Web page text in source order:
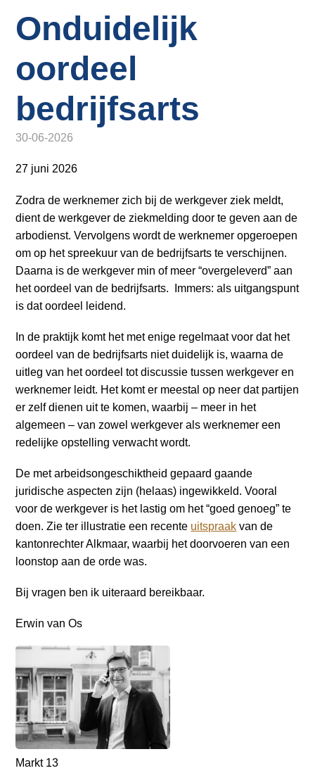
n
a
i
a
i
o
J
u
m
p
t
o
m
n
c
o
n
t
e
t
Onduidelijk
oordeel
bedrijfsarts
30-06-2026
27 juni 2026
Zodra de werknemer zich bij de werkgever ziek meldt,
dient de werkgever de ziekmelding door te geven aan de
arbodienst. Vervolgens wordt de werknemer opgeroepen
om op het spreekuur van de bedrijfsarts te verschijnen.
Daarna is de werkgever min of meer “overgeleverd” aan
het oordeel van de bedrijfsarts. Immers: als uitgangspunt
is dat oordeel leidend.
In de praktijk komt het met enige regelmaat voor dat het
oordeel van de bedrijfsarts niet duidelijk is, waarna de
uitleg van het oordeel tot discussie tussen werkgever en
werknemer leidt. Het komt er meestal op neer dat partijen
er zelf dienen uit te komen, waarbij – meer in het
algemeen – van zowel werkgever als werknemer een
redelijke opstelling verwacht wordt.
De met arbeidsongeschiktheid gepaard gaande
juridische aspecten zijn (helaas) ingewikkeld. Vooral
voor de werkgever is het lastig om het “goed genoeg” te
doen. Zie ter illustratie een recente uitspraak van de
kantonrechter Alkmaar, waarbij het doorvoeren van een
loonstop aan de orde was.
Bij vragen ben ik uiteraard bereikbaar.
Erwin van Os
Markt 13